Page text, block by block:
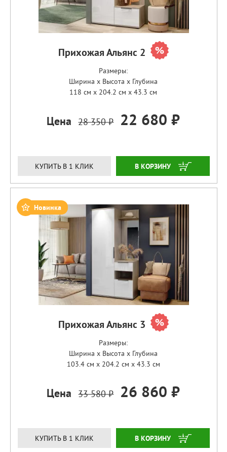
Прихожая Альянс 2
Размеры:
Ширина x Высота x Глубина
118 см x 204.2 см x 43.3 см
Цена 28 350 ₽ 22 680 ₽
КУПИТЬ В 1 КЛИК ЗАКАЗАТЬ
Новинка
Прихожая Альянс 3
Размеры:
Ширина x Высота x Глубина
103.4 см x 204.2 см x 43.3 см
Цена 33 580 ₽ 26 860 ₽
КУПИТЬ В 1 КЛИК ЗАКАЗАТЬ